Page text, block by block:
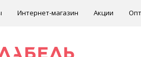
Интернет-магазин Акции